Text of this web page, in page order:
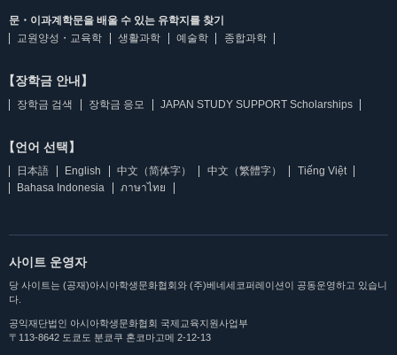
문・이과계학문을 배울 수 있는 유학지를 찾기
교원양성・교육학
생활과학 예술학 종합과학
【장학금 안내】
장학금 검색 장학금 응모 JAPAN STUDY SUPPORT Scholarships
【언어 선택】
日本語 English 中文（简体字） 中文（繁體字）
Tiếng Việt
Bahasa Indonesia
ภาษาไทย
사이트 운영자
당 사이트는 (공재)아시아학생문화협회와 (주)베네세코퍼레이션이 공동운영하고 있습니
다.
공익재단법인 아시아학생문화협회 국제교육지원사업부
〒113-8642 도쿄도 분쿄쿠 혼코마고메 2-12-13